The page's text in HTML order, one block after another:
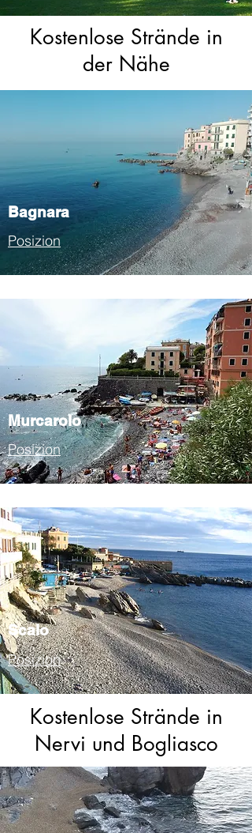
Kostenlose Strände in
der Nähe
Bagnara
Posizion
Murcarolo
Posizion
Scalo
Posizion
Kostenlose Strände in
Nervi und Bogliasco